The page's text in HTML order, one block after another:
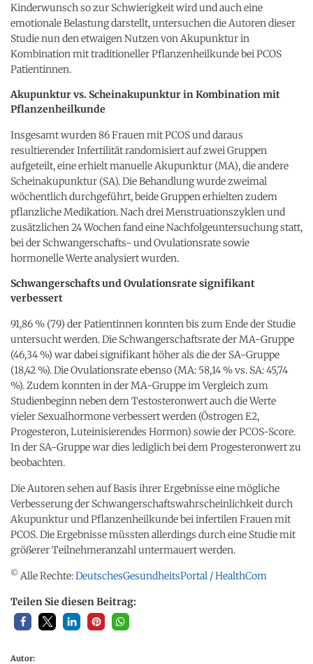
Kinderwunsch so zur Schwierigkeit wird und auch eine
emotionale Belastung darstellt, untersuchen die Autoren dieser
Studie nun den etwaigen Nutzen von Akupunktur in
Kombination mit traditioneller Pflanzenheilkunde bei PCOS
Patientinnen.
Akupunktur vs. Scheinakupunktur in Kombination mit
Pflanzenheilkunde
Insgesamt wurden 86 Frauen mit PCOS und daraus
resultierender Infertilität randomisiert auf zwei Gruppen
aufgeteilt, eine erhielt manuelle Akupunktur (MA), die andere
Scheinakupunktur (SA). Die Behandlung wurde zweimal
wöchentlich durchgeführt, beide Gruppen erhielten zudem
pflanzliche Medikation. Nach drei Menstruationszyklen und
zusätzlichen 24 Wochen fand eine Nachfolgeuntersuchung statt,
bei der Schwangerschafts- und Ovulationsrate sowie
hormonelle Werte analysiert wurden.
Schwangerschafts und Ovulationsrate signifikant
verbessert
91,86 % (79) der Patientinnen konnten bis zum Ende der Studie
untersucht werden. Die Schwangerschaftsrate der MA-Gruppe
(46,34 %) war dabei signifikant höher als die der SA-Gruppe
(18,42 %). Die Ovulationsrate ebenso (MA: 58,14 % vs. SA: 45,74
%). Zudem konnten in der MA-Gruppe im Vergleich zum
Studienbeginn neben dem Testosteronwert auch die Werte
vieler Sexualhormone verbessert werden (Östrogen E2,
Progesteron, Luteinisierendes Hormon) sowie der PCOS-Score.
In der SA-Gruppe war dies lediglich bei dem Progesteronwert zu
beobachten.
Die Autoren sehen auf Basis ihrer Ergebnisse eine mögliche
Verbesserung der Schwangerschaftswahrscheinlichkeit durch
Akupunktur und Pflanzenheilkunde bei infertilen Frauen mit
PCOS. Die Ergebnisse müssten allerdings durch eine Studie mit
größerer Teilnehmeranzahl untermauert werden.
© Alle Rechte:DeutschesGesundheitsPortal / HealthCom
Teilen Sie diesen Beitrag:
Autor: